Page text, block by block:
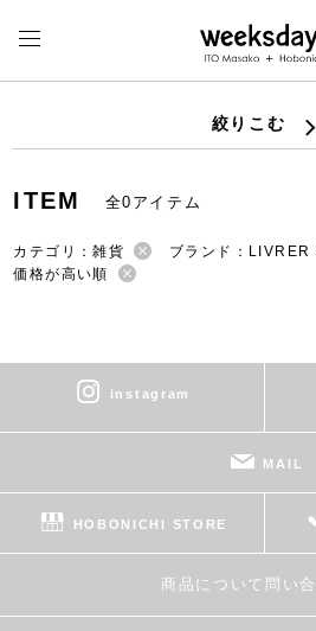
絞りこむ
ITEM 全0アイテム
カテゴリ：雑貨
ブランド：LIVRER
価格が高い順
instagram
MAIL
HOBONICHI STORE
商品について問い